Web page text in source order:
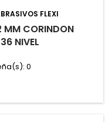
FLEXI
MM CORINDON
NIVEL
0